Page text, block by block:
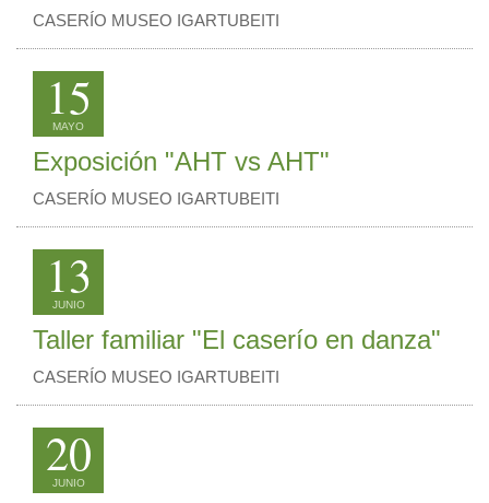
CASERÍO MUSEO IGARTUBEITI
15
MAYO
Exposición "AHT vs AHT"
CASERÍO MUSEO IGARTUBEITI
13
JUNIO
Taller familiar "El caserío en danza"
CASERÍO MUSEO IGARTUBEITI
20
JUNIO